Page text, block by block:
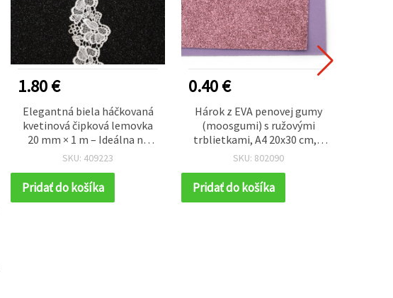
1.80 €
Elegantná biela háčkovaná
kvetinová čipková lemovka
20 mm × 1 m – Ideálna na
šitie, DIY tvorenie a
SKU: 409223
Pridať do košíka
0.40 €
Hárok z EVA penovej gumy
(moosgumi) s ružovými
trblietkami, A4 20x30 cm, 2
mm
SKU: 802090
Pridať do košíka